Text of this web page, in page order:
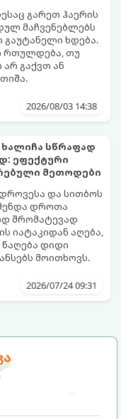
გარეთ ჰაერის
მაჩვენებლებს
გაუტანელი ხდება.
რთულდება, თუ
გაქვთ ან
ყოფითი ხრიკები,
და
2026/08/03 14:38
სწრაფად
ეფექტური
მეთოდები
და სითბოს
დროთა
შრომატევად
იატაკიდან აღება,
წაღება დიდი
მოითხოვს.
და აპრობირებული
2026/07/24 09:31